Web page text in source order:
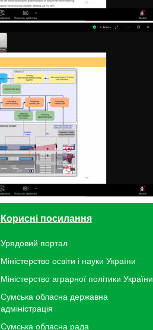
Корисні посилання
Урядовий портал
Міністерство освіти і науки України
Міністерство аграрної політики України
Сумська обласна державна
адміністрація
Сумська обласна рада